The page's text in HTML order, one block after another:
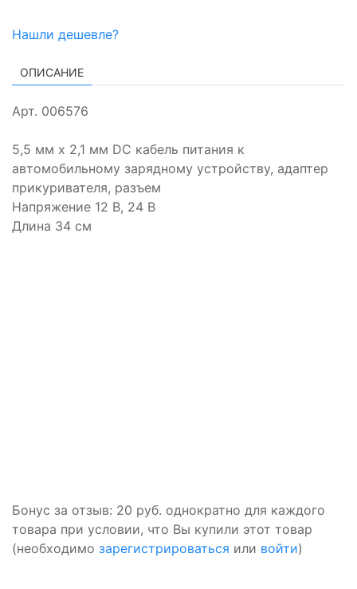
Нашли дешевле?
ОПИСАНИЕ
Арт. 006576
5,5 мм x 2,1 мм DC кабель питания к
автомобильному зарядному устройству, адаптер
прикуривателя, разъем
Напряжение 12 В, 24 В
Длина 34 см
Бонус за отзыв: 20 руб. однократно для каждого
товара при условии, что Вы купили этот товар
(необходимо зарегистрироваться или войти)